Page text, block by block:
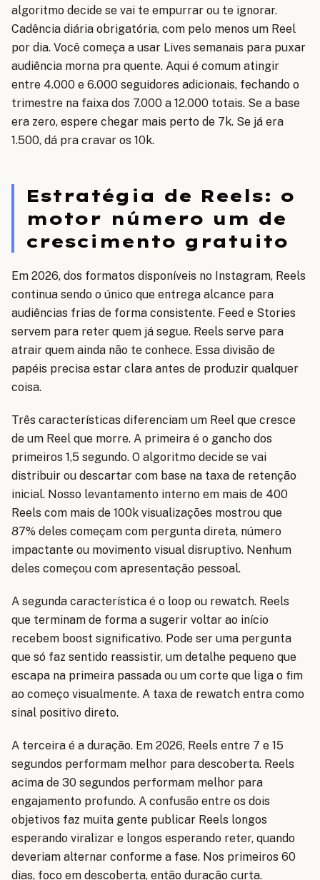
algoritmo decide se vai te empurrar ou te ignorar.
Cadência diária obrigatória, com pelo menos um Reel
por dia. Você começa a usar Lives semanais para puxar
audiência morna pra quente. Aqui é comum atingir
entre 4.000 e 6.000 seguidores adicionais, fechando o
trimestre na faixa dos 7.000 a 12.000 totais. Se a base
era zero, espere chegar mais perto de 7k. Se já era
1.500, dá pra cravar os 10k.
Estratégia de Reels: o
motor número um de
crescimento gratuito
Em 2026, dos formatos disponíveis no Instagram, Reels
continua sendo o único que entrega alcance para
audiências frias de forma consistente. Feed e Stories
servem para reter quem já segue. Reels serve para
atrair quem ainda não te conhece. Essa divisão de
papéis precisa estar clara antes de produzir qualquer
coisa.
Três características diferenciam um Reel que cresce
de um Reel que morre. A primeira é o gancho dos
primeiros 1,5 segundo. O algoritmo decide se vai
distribuir ou descartar com base na taxa de retenção
inicial. Nosso levantamento interno em mais de 400
Reels com mais de 100k visualizações mostrou que
87% deles começam com pergunta direta, número
impactante ou movimento visual disruptivo. Nenhum
deles começou com apresentação pessoal.
A segunda característica é o loop ou rewatch. Reels
que terminam de forma a sugerir voltar ao início
recebem boost significativo. Pode ser uma pergunta
que só faz sentido reassistir, um detalhe pequeno que
escapa na primeira passada ou um corte que liga o fim
ao começo visualmente. A taxa de rewatch entra como
sinal positivo direto.
A terceira é a duração. Em 2026, Reels entre 7 e 15
segundos performam melhor para descoberta. Reels
acima de 30 segundos performam melhor para
engajamento profundo. A confusão entre os dois
objetivos faz muita gente publicar Reels longos
esperando viralizar e longos esperando reter, quando
deveriam alternar conforme a fase. Nos primeiros 60
dias, foco em descoberta, então duração curta.